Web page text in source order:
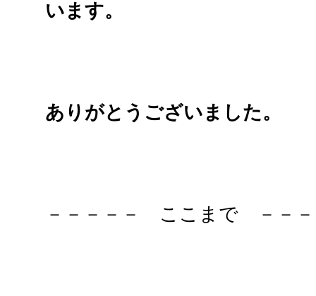
います。
ありがとうございました。
－－－－－ ここまで －－－